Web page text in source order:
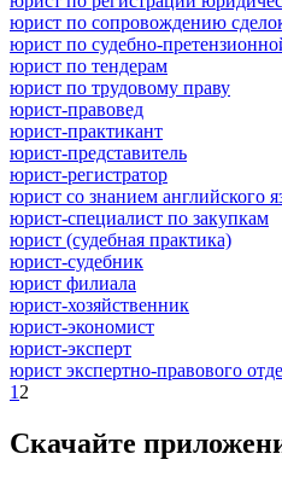
юрист по сопровождению
юрист по судебно-
юрист по тендерам
юрист по трудовому праву
юрист-правовед
юрист-практикант
юрист-представитель
юрист-регистратор
юрист со знанием английского
юрист-специалист по закупкам
юрист (судебная практика)
юрист-судебник
юрист филиала
юрист-хозяйственник
юрист-экономист
юрист-эксперт
юрист экспертно-правового
1 2
Скачайте